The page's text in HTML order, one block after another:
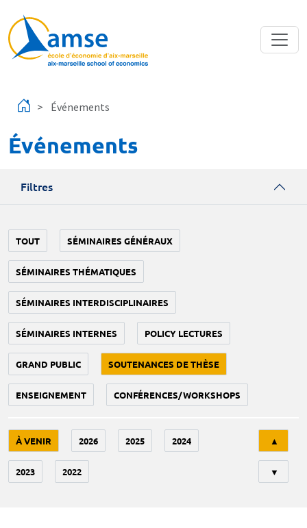
Événements
Événements
Filtres
TOUT SÉMINAIRES GÉNÉRAUX
SÉMINAIRES THÉMATIQUES
SÉMINAIRES INTERDISCIPLINAIRES
SÉMINAIRES INTERNES POLICY LECTURES
GRAND PUBLIC SOUTENANCES DE THÈSE
ENSEIGNEMENT CONFÉRENCES/WORKSHOPS
À VENIR 2026 2025 2024
2023 2022
▲
▼